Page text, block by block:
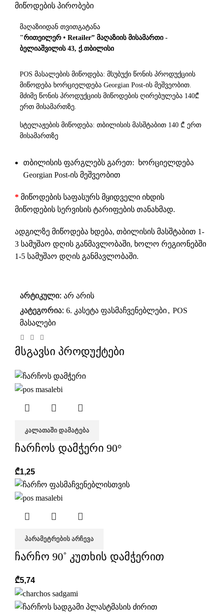
მიწოდების პირობები
მაღაზიიდან თვითგატანა
"რითეილერ • Retailer” მაღაზიის მისამართი -
ბელიაშვილის 43, ქ.თბილისი
POS მასალების მიწოდება: მსუბუქი წონის პროდუქციის
მიწოდება ხორციელდება Georgian Post-ის მეშვეობით.
მძიმე წონის პროდუქციის მიწოდების ღირებულება 140₾
ერთ მისამართზე.
სტელაჟების მიწოდება: თბილისის მასშტაბით 140 ₾ ერთ
მისამართზე
თბილისის ფარგლებს გარეთ: ხორციელდება
Georgian Post-ის მეშვეობით
* მიწოდების საფასურს მყიდველი იხდის
მიწოდების სერვისის ტარიფების თანახმად.
ადგილზე მიწოდება ხდება, თბილისის მასშტაბით 1-
3 სამუშაო დღის განმავლობაში, ხოლო რეგიონებში
1-5 სამუშაო დღის განმავლობაში.
არტიკული: არ არის
კატეგორია: 6. კასეტა ფასმაჩვენებლები, POS
მასალები
მსგავსი პროდუქტები
ᲙᲐᲚᲐᲗᲐᲨᲘ ᲓᲐᲛᲐᲢᲔᲑᲐ
ჩარჩოს დამჭერი 90°
₾1,25
ᲞᲐᲠᲐᲛᲔᲢᲠᲔᲑᲘᲡ ᲐᲠᲩᲔᲕᲐ
ჩარჩო 90˚ კუთხის დამჭერით
₾5,74